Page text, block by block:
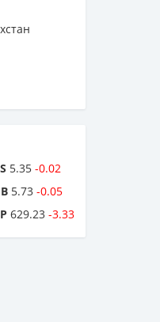
5.35 -0.02
5.73 -0.05
629.23 -3.33